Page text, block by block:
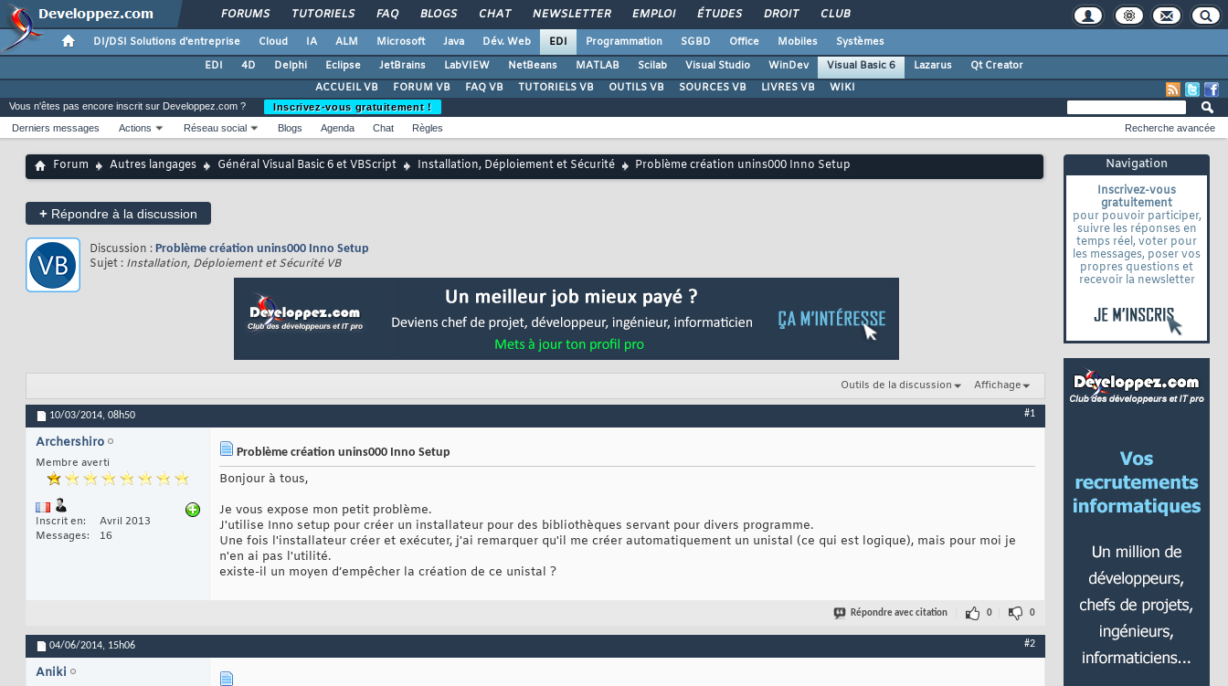
FORUMS TUTORIELS FAQ BLOGS CHAT NEWSLETTER EMPLOI ÉTUDES DROIT CLUB
DI/DSI Solutions d'entreprise Cloud IA ALM Microsoft Java Dév. Web EDI Programmation SGBD Office Mobiles
Systèmes
EDI
4D Delphi Eclipse JetBrains LabVIEW NetBeans MATLAB Scilab Visual Studio WinDev Visual Basic 6 Lazarus
Qt Creator
ACCUEIL VB
FORUM VB FAQ VB TUTORIELS VB OUTILS VB SOURCES VB LIVRES VB WIKI
Navigation
Inscrivez-vous
gratuitement
pour pouvoir participer,
suivre les réponses en
temps réel, voter pour
les messages, poser vos
propres questions et
recevoir la newsletter
Vous n'êtes pas encore inscrit sur Developpez.com ?
Inscrivez-vous gratuitement !
Derniers messages
Actions Réseau social Blogs Agenda Chat Règles Recherche avancée
Forum Autres langages Général Visual Basic 6 et VBScript Installation, Déploiement et Sécurité Problème création unins000 Inno Setup
+ Répondre à la discussion
Discussion : Problème création unins000 Inno Setup
Sujet : Installation, Déploiement et Sécurité VB
Outils de la discussion Affichage
10/03/2014, 08h50 #1
Archershiro
Membre averti
Inscrit en
Avril 2013
Messages
16
Problème création unins000 Inno Setup
Bonjour à tous,
Je vous expose mon petit problème.
J'utilise Inno setup pour créer un installateur pour des bibliothèques servant pour divers programme.
Une fois l'installateur créer et exécuter, j'ai remarquer qu'il me créer automatiquement un unistal (ce qui est logique), mais pour moi je
n'en ai pas l'utilité.
existe-il un moyen d’empêcher la création de ce unistal ?
Répondre avec citation 0 0
04/06/2014, 15h06 #2
Aniki